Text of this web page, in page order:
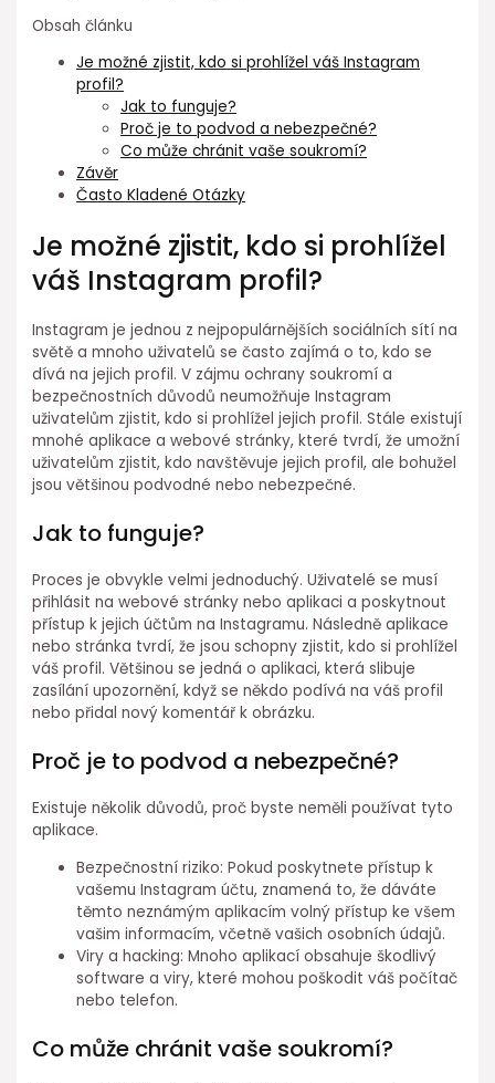
Obsah článku
Je možné zjistit, kdo si prohlížel váš Instagram
profil?
Jak to funguje?
Proč je to podvod a nebezpečné?
Co může chránit vaše soukromí?
Závěr
Často Kladené Otázky
Je možné zjistit, kdo si prohlížel
váš Instagram profil?
Instagram je jednou z nejpopulárnějších sociálních sítí na
světě a mnoho uživatelů se často zajímá o to, kdo se
dívá na jejich profil. V zájmu ochrany soukromí a
bezpečnostních důvodů neumožňuje Instagram
uživatelům zjistit, kdo si prohlížel jejich profil. Stále existují
mnohé aplikace a webové stránky, které tvrdí, že umožní
uživatelům zjistit, kdo navštěvuje jejich profil, ale bohužel
jsou většinou podvodné nebo nebezpečné.
Jak to funguje?
Proces je obvykle velmi jednoduchý. Uživatelé se musí
přihlásit na webové stránky nebo aplikaci a poskytnout
přístup k jejich účtům na Instagramu. Následně aplikace
nebo stránka tvrdí, že jsou schopny zjistit, kdo si prohlížel
váš profil. Většinou se jedná o aplikaci, která slibuje
zasílání upozornění, když se někdo podívá na váš profil
nebo přidal nový komentář k obrázku.
Proč je to podvod a nebezpečné?
Existuje několik důvodů, proč byste neměli používat tyto
aplikace.
Bezpečnostní riziko: Pokud poskytnete přístup k
vašemu Instagram účtu, znamená to, že dáváte
těmto neznámým aplikacím volný přístup ke všem
vašim informacím, včetně vašich osobních údajů.
Viry a hacking: Mnoho aplikací obsahuje škodlivý
software a viry, které mohou poškodit váš počítač
nebo telefon.
Co může chránit vaše soukromí?